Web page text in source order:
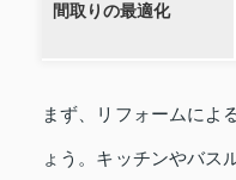
間取りの最適化
まず、リフォームによ
ょう。キッチンやバス